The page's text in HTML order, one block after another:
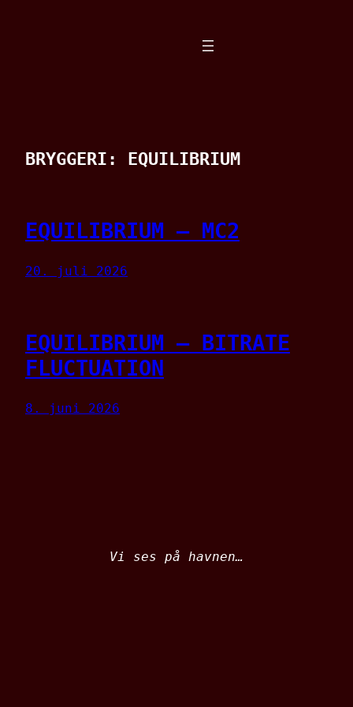
BRYGGERI: EQUILIBRIUM
EQUILIBRIUM – MC2
20. juli 2026
EQUILIBRIUM – BITRATE
FLUCTUATION
8. juni 2026
Vi ses på havnen…